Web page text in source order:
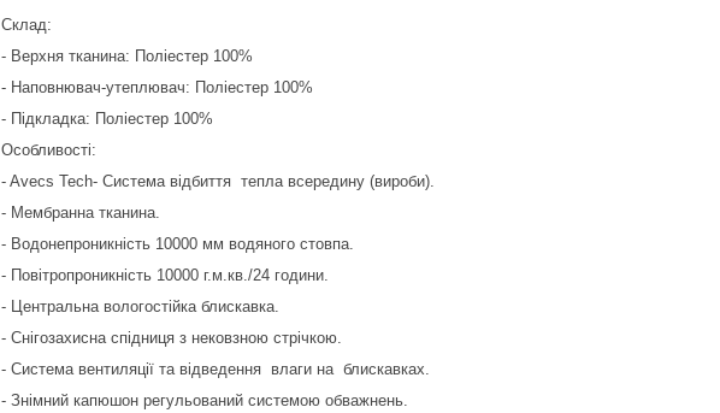
Склад:
- Верхня тканина: Поліестер 100%
- Наповнювач-утеплювач: Поліестер 100%
- Підкладка: Поліестер 100%
Особливості:
- Avecs Tech- Система відбиття тепла всередину (вироби).
- Мембранна тканина.
- Водонепроникність 10000 мм водяного стовпа.
- Повітропроникність 10000 г.м.кв./24 години.
- Центральна вологостійка блискавка.
- Снігозахисна спідниця з нековзною стрічкою.
- Система вентиляції та відведення влаги на блискавках.
- Знімний капюшон регульований системою обважнень.